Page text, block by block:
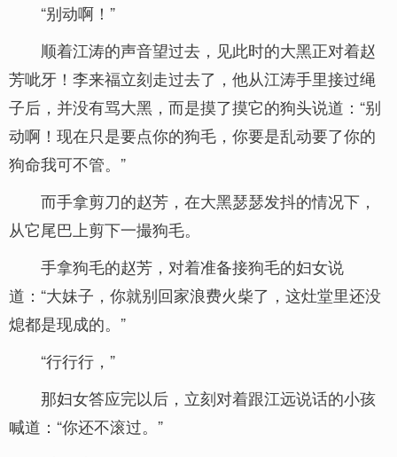
“别动啊！”
顺着江涛的声音望过去，见此时的大黑正对着赵
芳呲牙！李来福立刻走过去了，他从江涛手里接过绳
子后，并没有骂大黑，而是摸了摸它的狗头说道：“别
动啊！现在只是要点你的狗毛，你要是乱动要了你的
狗命我可不管。”
而手拿剪刀的赵芳，在大黑瑟瑟发抖的情况下，
从它尾巴上剪下一撮狗毛。
手拿狗毛的赵芳，对着准备接狗毛的妇女说
道：“大妹子，你就别回家浪费火柴了，这灶堂里还没
熄都是现成的。”
“行行行，”
那妇女答应完以后，立刻对着跟江远说话的小孩
喊道：“你还不滚过。”